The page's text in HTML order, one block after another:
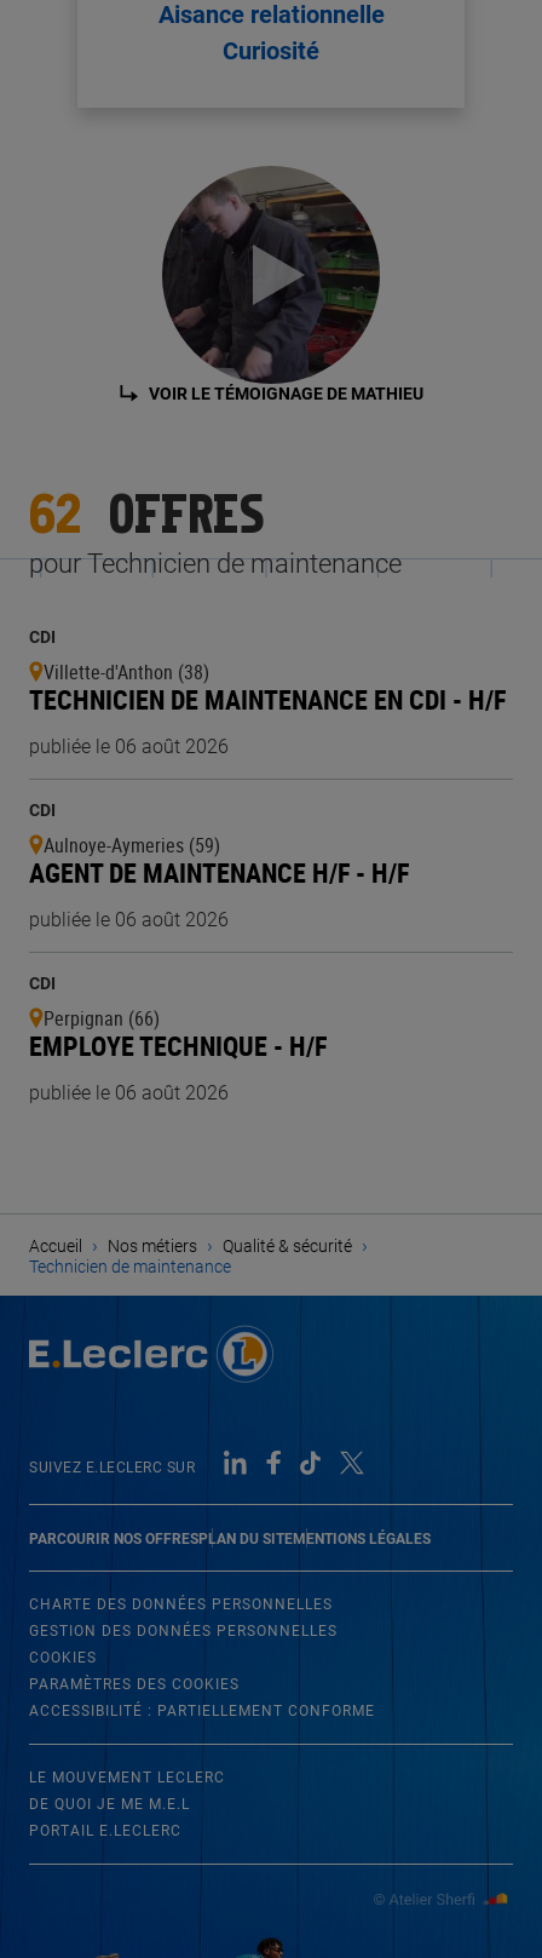
Aisance relationnelle
Curiosité
VOIR LE TÉMOIGNAGE DE MATHIEU
62 OFFRES
pour Technicien de maintenance
CDI
Villette-d'Anthon (38)
TECHNICIEN DE MAINTENANCE EN CDI - H/F
publiée le 06 août 2026
CDI
Aulnoye-Aymeries (59)
AGENT DE MAINTENANCE H/F - H/F
publiée le 06 août 2026
CDI
Perpignan (66)
EMPLOYE TECHNIQUE - H/F
publiée le 06 août 2026
Accueil › Nos métiers › Qualité & sécurité ›
Technicien de maintenance
PARCOURIR NOS OFFRESPLAN DU SITEMENTIONS LÉGALES
SUIVEZ E.LECLERC SUR
CHARTE DES DONNÉES PERSONNELLES
GESTION DES DONNÉES PERSONNELLES
COOKIES
PARAMÈTRES DES COOKIES
ACCESSIBILITÉ : PARTIELLEMENT CONFORME
LE MOUVEMENT LECLERC
DE QUOI JE ME M.E.L
PORTAIL E.LECLERC